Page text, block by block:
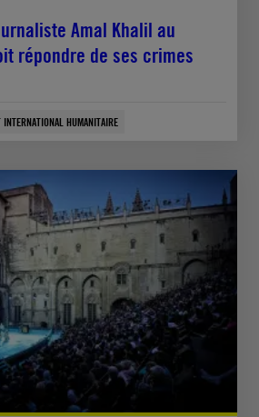
Amal Khalil au
répondre de ses crimes
HUMANITAIRE